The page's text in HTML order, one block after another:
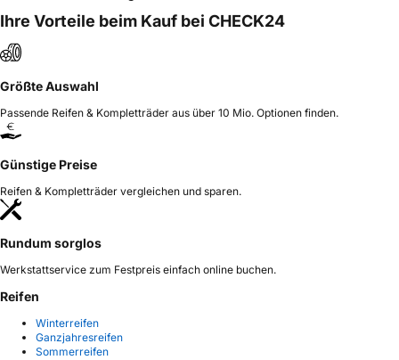
Ihre Vorteile beim Kauf bei CHECK24
Größte Auswahl
Passende Reifen & Kompletträder aus über 10 Mio. Optionen finden.
Günstige Preise
Reifen & Kompletträder vergleichen und sparen.
Rundum sorglos
Werkstattservice zum Festpreis einfach online buchen.
Reifen
Winterreifen
Ganzjahresreifen
Sommerreifen